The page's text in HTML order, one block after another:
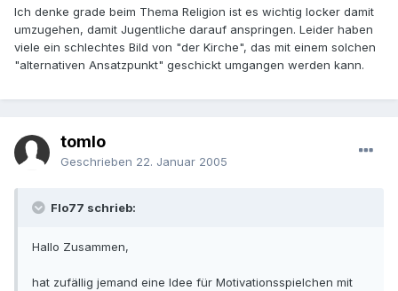
Ich denke grade beim Thema Religion ist es wichtig locker damit
umzugehen, damit Jugentliche darauf anspringen. Leider haben
viele ein schlechtes Bild von "der Kirche", das mit einem solchen
"alternativen Ansatzpunkt" geschickt umgangen werden kann.
tomlo
Geschrieben 22. Januar 2005
Flo77 schrieb:
Hallo Zusammen,
hat zufällig jemand eine Idee für Motivationsspielchen mit